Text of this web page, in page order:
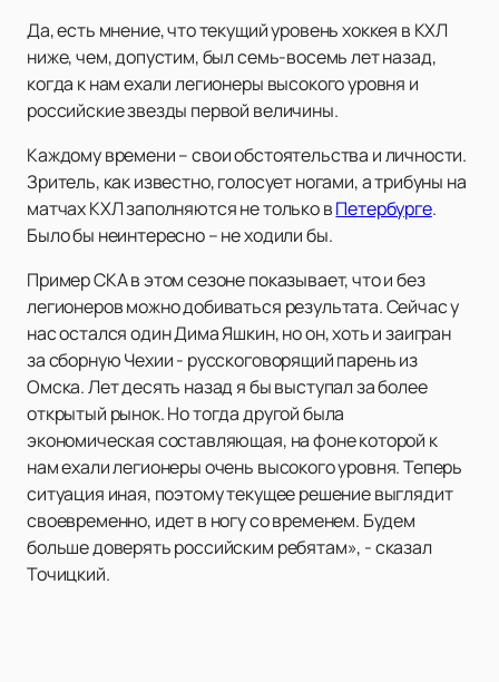
Да, есть мнение, что текущий уровень хоккея в КХЛ
ниже, чем, допустим, был семь-восемь лет назад,
когда к нам ехали легионеры высокого уровня и
российские звезды первой величины.
Каждому времени – свои обстоятельства и личности.
Зритель, как известно, голосует ногами, а трибуны на
матчах КХЛ заполняются не только вПетербурге.
Было бы неинтересно – не ходили бы.
Пример СКА в этом сезоне показывает, что и без
легионеров можно добиваться результата. Сейчас у
нас остался один Дима Яшкин, но он, хоть и заигран
за сборную Чехии - русскоговорящий парень из
Омска. Лет десять назад я бы выступал за более
открытый рынок. Но тогда другой была
экономическая составляющая, на фоне которой к
нам ехали легионеры очень высокого уровня. Теперь
ситуация иная, поэтому текущее решение выглядит
своевременно, идет в ногу со временем. Будем
больше доверять российским ребятам», - сказал
Точицкий.